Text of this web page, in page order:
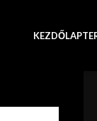
KEZDŐLAP